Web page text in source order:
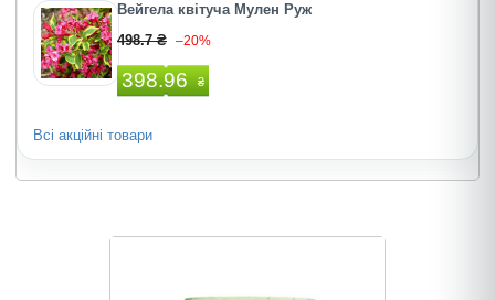
Вейгела квітуча Мулен Руж
498.7 ₴ –20%
398.96 ₴
Всі акційні товари